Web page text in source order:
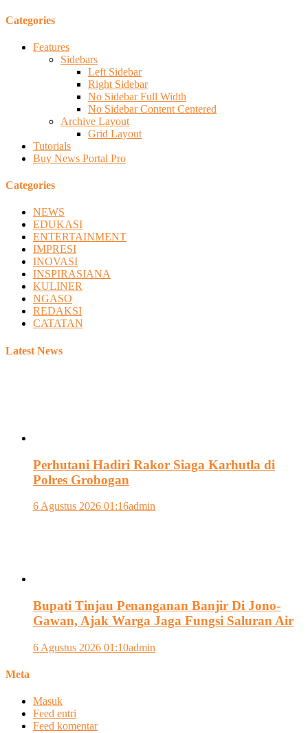
Categories
Features
Sidebars
Left Sidebar
Right Sidebar
No Sidebar Full Width
No Sidebar Content Centered
Archive Layout
Grid Layout
Tutorials
Buy News Portal Pro
Categories
NEWS
EDUKASI
ENTERTAINMENT
IMPRESI
INOVASI
INSPIRASIANA
KULINER
NGASO
REDAKSI
CATATAN
Latest News
Perhutani Hadiri Rakor Siaga Karhutla di
Polres Grobogan
6 Agustus 2026 01:16admin
Bupati Tinjau Penanganan Banjir Di Jono-
Gawan, Ajak Warga Jaga Fungsi Saluran Air
6 Agustus 2026 01:10admin
Meta
Masuk
Feed entri
Feed komentar